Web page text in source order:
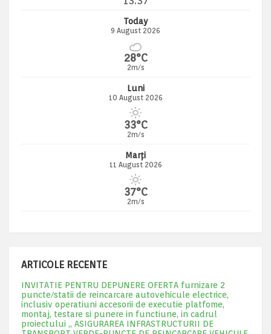
Today
9 August 2026
28°C
2m/s
Luni
10 August 2026
33°C
2m/s
Marți
11 August 2026
37°C
2m/s
ARTICOLE RECENTE
INVITATIE PENTRU DEPUNERE OFERTA furnizare 2
puncte/statii de reincarcare autovehicule electrice,
inclusiv operatiuni accesorii de executie platfome,
montaj, testare si punere in functiune, in cadrul
proiectului „ ASIGURAREA INFRASTRUCTURII DE